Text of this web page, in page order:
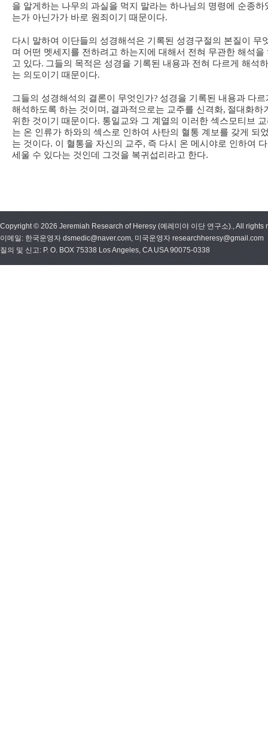
을 알게하는 나무의 과실을 먹지 말라는 하나님의 명령에 순종하
는가 아닌가가 바로 원죄이기 때문이다.
다시 말하여 이단들의 성경해석은 기록된 성경구절의 본질이 무
며 어떤 멧세지를 전하려고 하는지에 대해서 전혀 무관한 해석을
고 있다. 그들의 목적은 성경을 기록된 내용과 전혀 다르게 해석
는 의도이기 때문이다.
그들의 성경해석의 결론이 무엇인가? 성경을 기록된 내용과 다르
해석하도록 하는 것이며 , 결과적으로는 교주를 신격화, 절대화하
위한 것이기 때문이다. 통일교와 그 계열의 이러한 섹스모티브
는 온 인류가 하와의 섹스로 인하여 사탄의 혈통 계보를 갖게 되
는 것이다. 이 혈통을 자신의 교주, 즉 다시 온 메시야로 인하여
세울 수 있다는 것인데 그것을 복귀섭리라고 한다.
Copyright © 2026 Jeremiah Research of Heresy (예레미야 이단 연구소)., All rights
이메일: 한국운영자 dsmedic@naver.com, 미국운영자 researchheresy@gmail.com
질의 및 신고: P. O. BOX 75338 Los Angeles, CA USA 90075-0338